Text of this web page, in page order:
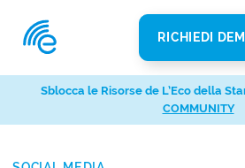
RICHIEDI
Sblocca le Risorse de L’Eco della
COMMUNITY